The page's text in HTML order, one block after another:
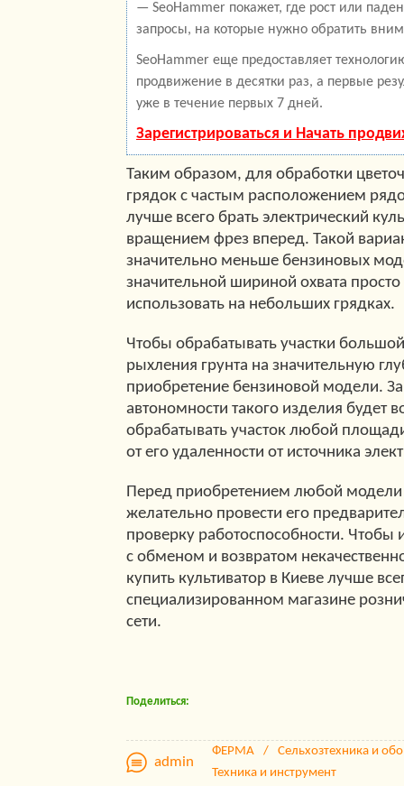
— SeoHammer покажет, где рост или
запросы, на которые нужно обратить
SeoHammer еще предоставляет
продвижение в десятки раз, а первые
уже в течение первых 7 дней.
Зарегистрироваться и Начать
Таким образом, для обработки
грядок с частым расположением
лучше всего брать электрический
вращением фрез вперед. Такой
значительно меньше бензиновых
значительной шириной охвата
использовать на небольших грядках.
Чтобы обрабатывать участки
рыхления грунта на значительную
приобретение бензиновой модели. За
автономности такого изделия будет
обрабатывать участок любой
от его удаленности от источника
Перед приобретением любой модели
желательно провести его
проверку работоспособности. Чтобы
с обменом и возвратом
купить культиватор в Киеве лучше
специализированном магазине
сети.
Поделиться:
admin
ФЕРМА
Сельхозтехника и
Техника и инструмент